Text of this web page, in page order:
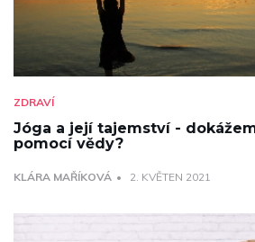
ZDRAVÍ
Jóga a její tajemství -
pomocí vědy?
KLÁRA MAŘÍKOVÁ 2. KVĚTEN 2021